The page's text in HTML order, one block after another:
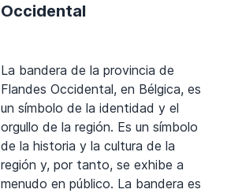
Occidental
La bandera de la provincia de
Flandes Occidental, en Bélgica, es
un símbolo de la identidad y el
orgullo de la región. Es un símbolo
de la historia y la cultura de la
región y, por tanto, se exhibe a
menudo en público. La bandera es